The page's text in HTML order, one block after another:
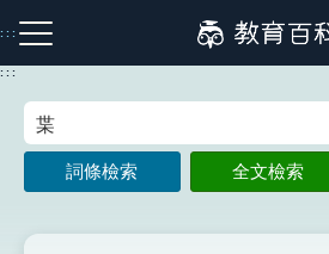
到
主
:::
注音索引圖示 筆畫索引圖示
:::
詞條檢索 全文檢索